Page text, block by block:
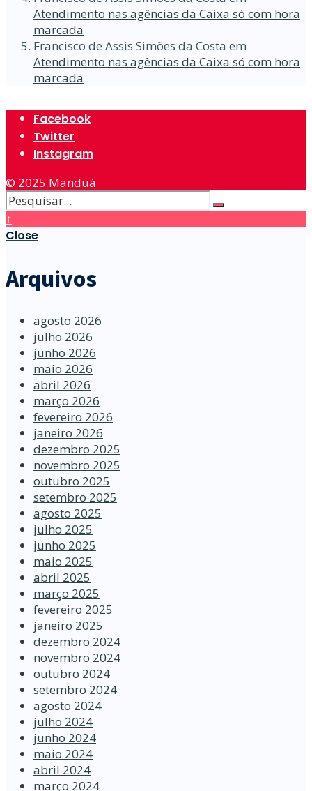
Atendimento nas agências da Caixa só com hora
marcada
Francisco de Assis Simões da Costa em
Atendimento nas agências da Caixa só com hora
marcada
Facebook
Twitter
Instagram
© 2025 Manduá
↑
Close
Arquivos
agosto 2026
julho 2026
junho 2026
maio 2026
abril 2026
março 2026
fevereiro 2026
janeiro 2026
dezembro 2025
novembro 2025
outubro 2025
setembro 2025
agosto 2025
julho 2025
junho 2025
maio 2025
abril 2025
março 2025
fevereiro 2025
janeiro 2025
dezembro 2024
novembro 2024
outubro 2024
setembro 2024
agosto 2024
julho 2024
junho 2024
maio 2024
abril 2024
março 2024